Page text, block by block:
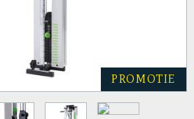
PROMOTIE